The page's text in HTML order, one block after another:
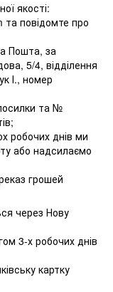
якості:
та повідомте про
Пошта, за
5/4, відділення
І., номер
та №
робочих днів ми
або надсилаємо
грошей
через Нову
3-х робочих днів
картку